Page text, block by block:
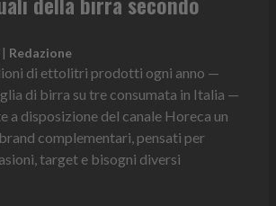
| Redazione
di ettolitri prodotti ogni anno —
di birra su tre consumata in Italia —
a disposizione del canale Horeca un
complementari, pensati per
target e bisogni diversi